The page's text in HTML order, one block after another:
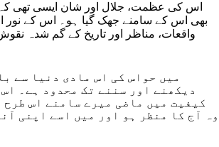
اس کی عظمت، جلال اور شان ایسی تھی کہ
بھی اس کے سامنے جھک گیا ہو۔ اس کے نور
واقعات، مناظر اور تاریخ کے گم شدہ
میں حواس کی اس مادی دنیا سے
دیکھنے اور سننے تک محدود ہے۔
کیفیت میں ماضی میرے سامنے اس طرح
وہ آج کا منظر ہو اور میں اسے اپنی